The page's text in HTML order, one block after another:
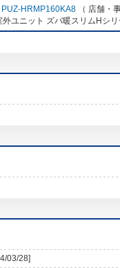
PUZ-HRMP160KA8 （ 店舗・
外ユニット ズバ暖スリムHシ
03/28]